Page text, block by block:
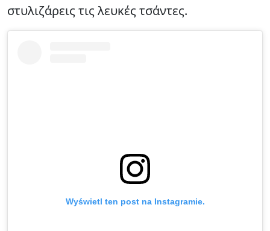
στυλιζάρεις τις λευκές τσάντες.
Wyświetl ten post na Instagramie.